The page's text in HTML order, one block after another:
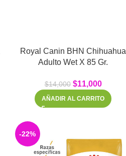
Royal Canin BHN Chihuahua
Adulto Wet X 85 Gr.
$14,000 $11,000
AÑADIR AL CARRITO
-22%